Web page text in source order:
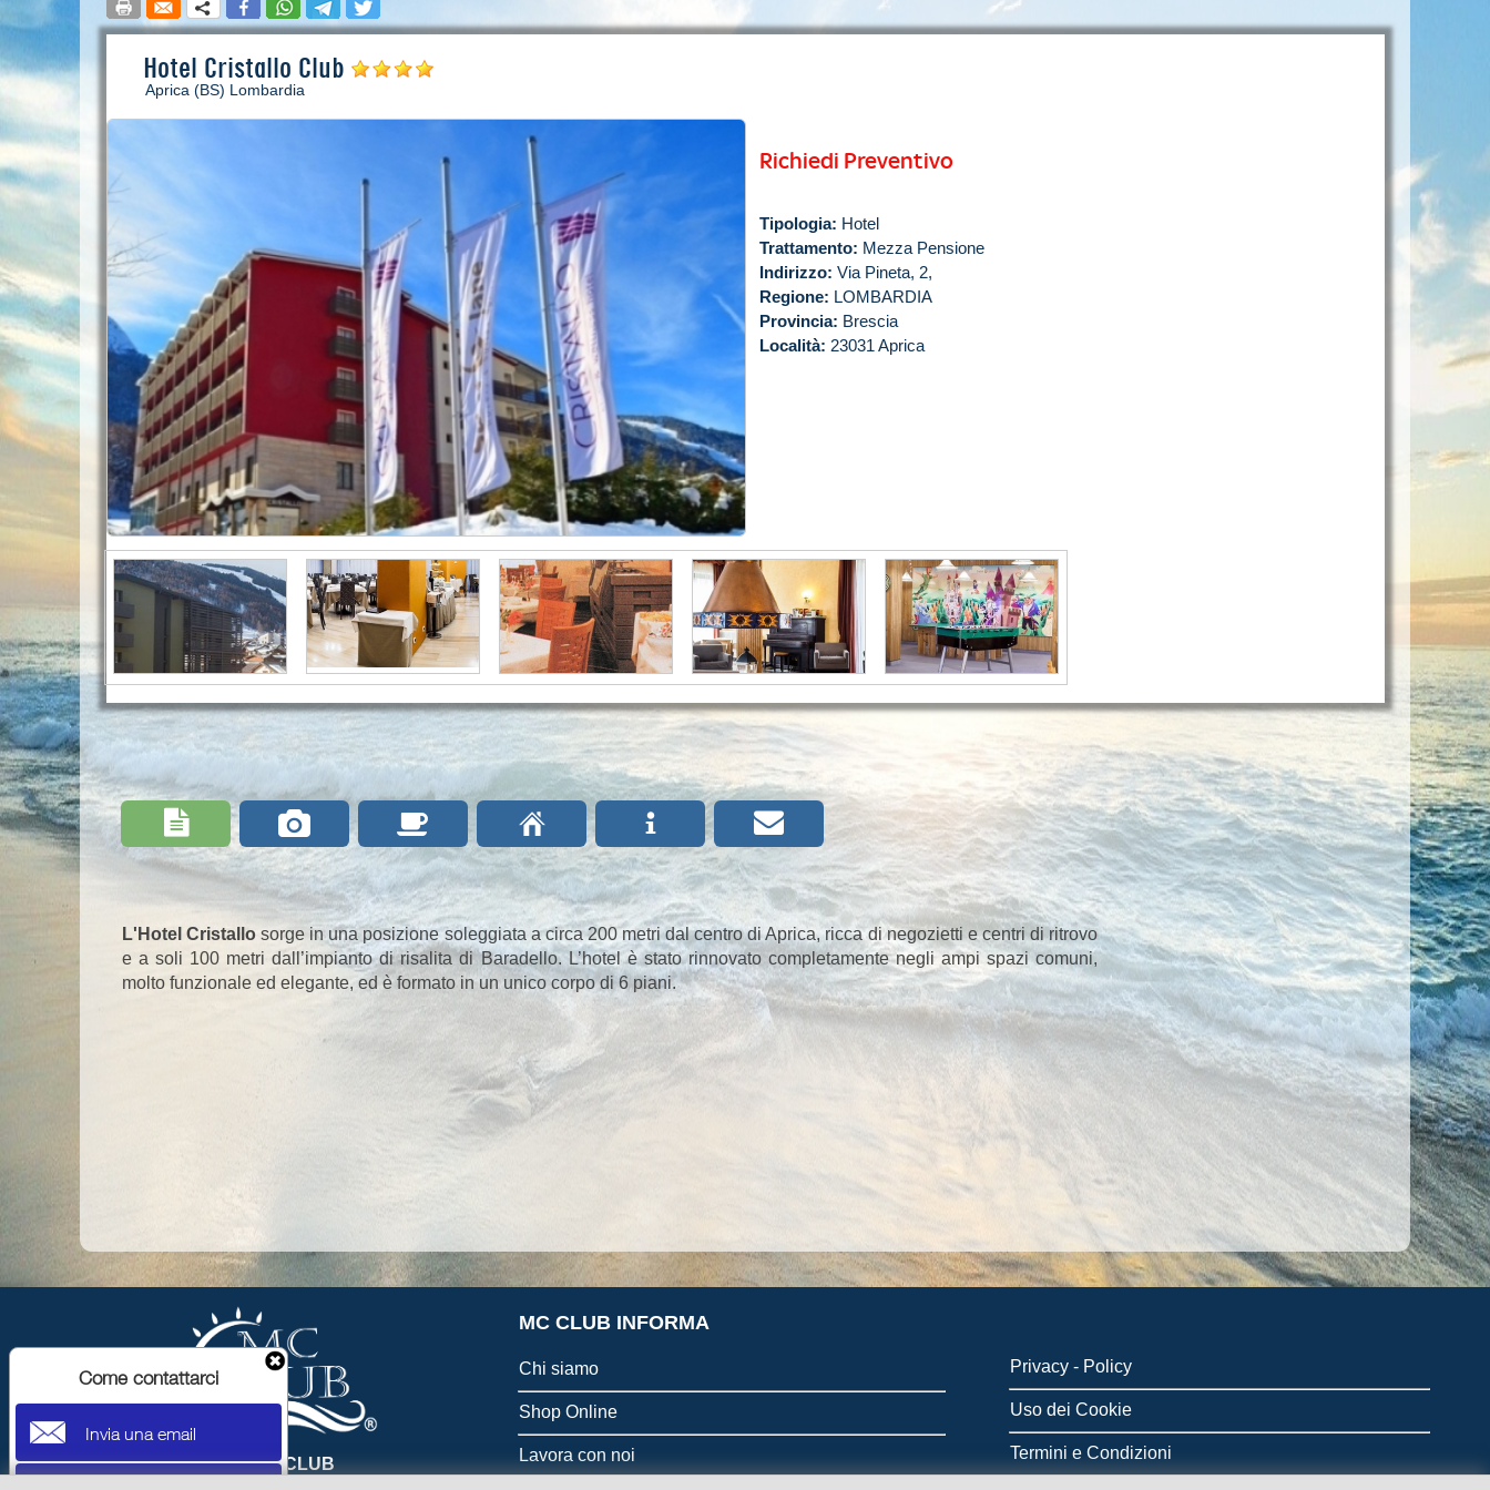
Hotel Cristallo Club
Aprica (BS) Lombardia
Richiedi Preventivo
Tipologia: Hotel
Trattamento: Mezza Pensione
Indirizzo: Via Pineta, 2,
Regione: LOMBARDIA
Provincia: Brescia
Località: 23031 Aprica
   Ç i 
L'Hotel Cristallosorge in una posizione soleggiata a circa 200 metri dal centro di Aprica, ricca di negozietti e centri di ritrovo
e a soli 100 metri dall’impianto di risalita di Baradello. L’hotel è stato rinnovato completamente negli ampi spazi comuni,
molto funzionale ed elegante, ed è formato in un unico corpo di 6 piani.
MC CLUB
MC CLUB INFORMA
Chi siamo
Shop Online
Lavora con noi
Privacy - Policy
Uso dei Cookie
Termini e Condizioni
Come contattarci
Invia una email